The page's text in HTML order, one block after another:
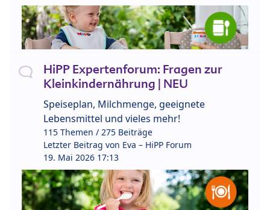
HiPP Expertenforum: Fragen zur
Kleinkindernährung | NEU
Speiseplan, Milchmenge, geeignete
Lebensmittel und vieles mehr!
115 Themen / 275 Beiträge
Letzter Beitrag von Eva – HiPP Forum
19. Mai 2026 17:13